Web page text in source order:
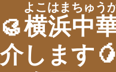
🥮横浜中
よこはまちゅう
介します🥭